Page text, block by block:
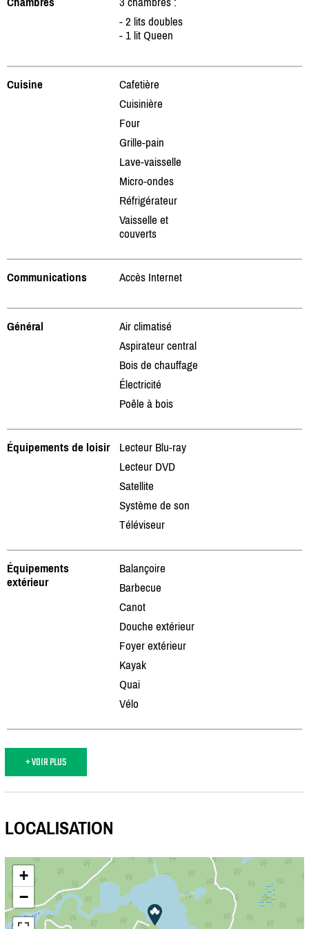
- 2 lits doubles
- 1 lit Queen
Cuisine
Cafetière
Cuisinière
Four
Grille-pain
Lave-vaisselle
Micro-ondes
Réfrigérateur
Vaisselle et
couverts
Communications Accès Internet
Général
Air climatisé
Aspirateur central
Bois de chauffage
Électricité
Poêle à bois
Équipements de loisir
Lecteur Blu-ray
Lecteur DVD
Satellite
Système de son
Téléviseur
Équipements
extérieur
Balançoire
Barbecue
Canot
Douche extérieur
Foyer extérieur
Kayak
Quai
Vélo
+ VOIR PLUS
LOCALISATION
+
−